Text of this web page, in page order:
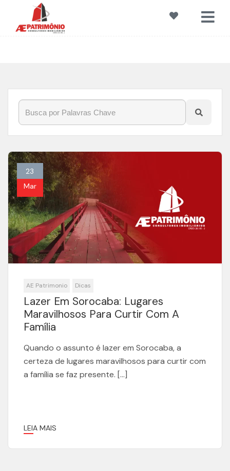
Blog»
23
Mar
AE Patrimonio Dicas
Lazer Em Sorocaba: Lugares
Maravilhosos Para Curtir Com A
Família
Quando o assunto é lazer em Sorocaba, a
certeza de lugares maravilhosos para curtir com
a família se faz presente. […]
LEIA MAIS